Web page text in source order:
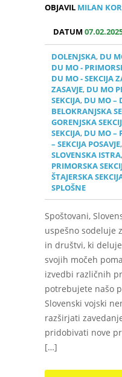
OBJAVIL MILAN
DATUM
DOLENJSKA, DU
DU MO -
DU MO - SEKCIJA
ZASAVJE, DU MO
SEKCIJA, DU MO –
BELOKRANJSKA
GORENJSKA
SEKCIJA, DU MO –
– SEKCIJA POSAVJE,
SLOVENSKA ISTRA,
PRIMORSKA
ŠTAJERSKA
SPLOŠNE
Spoštovani,
uspešno sodeluje
in društvi, ki
svojih močeh
izvedbi različnih
potrebujete našo
Slovenski vojski
razširjati
pridobivati nove
[…]